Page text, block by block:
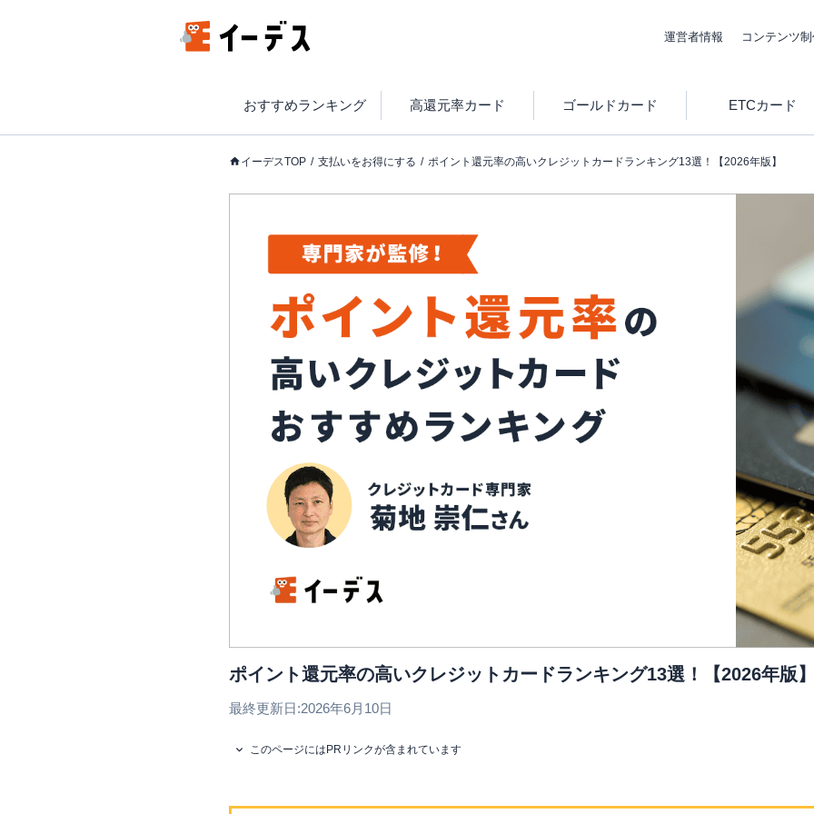
運営者情報 コンテンツ
おすすめランキング 高還元率カード ゴールドカード ETCカード
イーデスTOP 支払いをお得にする ポイント還元率の高いクレジットカードランキング13選！【2026年版】
ポイント還元率の高いクレジットカードランキング13選！【2026年版
最終更新日:2026年6月10日
このページにはPRリンクが含まれています